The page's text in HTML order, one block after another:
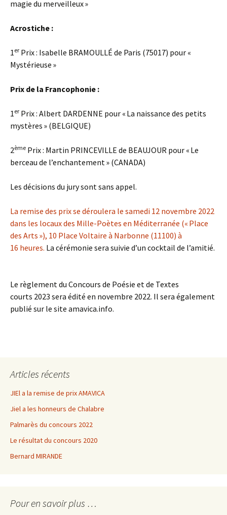
magie du merveilleux »
Acrostiche :
1er Prix : Isabelle BRAMOULLÉ de Paris (75017) pour «
Mystérieuse »
Prix de la Francophonie :
1er Prix : Albert DARDENNE pour « La naissance des petits
mystères » (BELGIQUE)
2ème Prix : Martin PRINCEVILLE de BEAUJOUR pour « Le
berceau de l’enchantement » (CANADA)
Les décisions du jury sont sans appel.
La remise des prix se déroulera le samedi 12 novembre 2022
dans les locaux des Mille-Poètes en Méditerranée (« Place
des Arts »), 10 Place Voltaire à Narbonne (11100) à
16 heures. La cérémonie sera suivie d’un cocktail de l’amitié.
Le règlement du Concours de Poésie et de Textes
courts 2023 sera édité en novembre 2022. Il sera également
publié sur le site amavica.info.
Articles récents
JIEl a la remise de prix AMAVICA
Jiel a les honneurs de Chalabre
Palmarès du concours 2022
Le résultat du concours 2020
Bernard MIRANDE
Pour en savoir plus …